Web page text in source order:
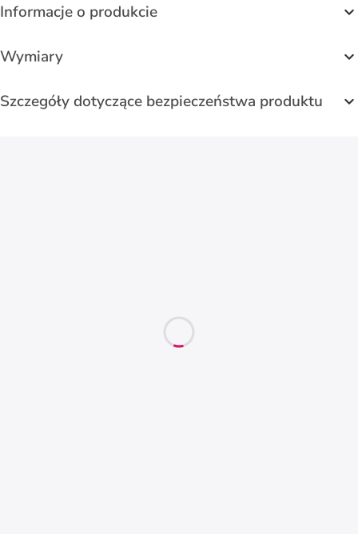
Informacje o produkcie
Wymiary
Szczegóły dotyczące bezpieczeństwa produktu